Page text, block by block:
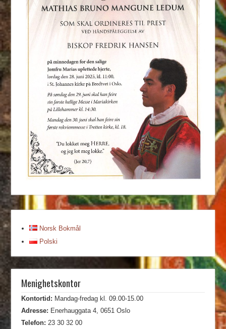
Norsk Bokmål
Polski
Menighetskontor
Kontortid: Mandag-fredag kl. 09.00-15.00
Adresse: Enerhauggata 4, 0651 Oslo
Telefon: 23 30 32 00